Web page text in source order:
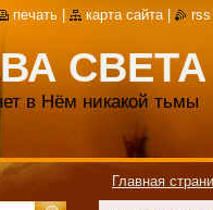
СВЕТА
в Нём никакой тьмы
Главная
печать карта сайта rss